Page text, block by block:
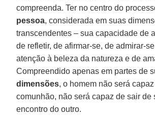
compreenda. Ter no centro do
pessoa, considerada em suas
transcendentes – sua capacidade de
de refletir, de afirmar-se, de admirar-
atenção à beleza da natureza e de
Compreendido apenas em partes de
dimensões, o homem não será
comunhão, não será capaz de sair de
encontro do outro.